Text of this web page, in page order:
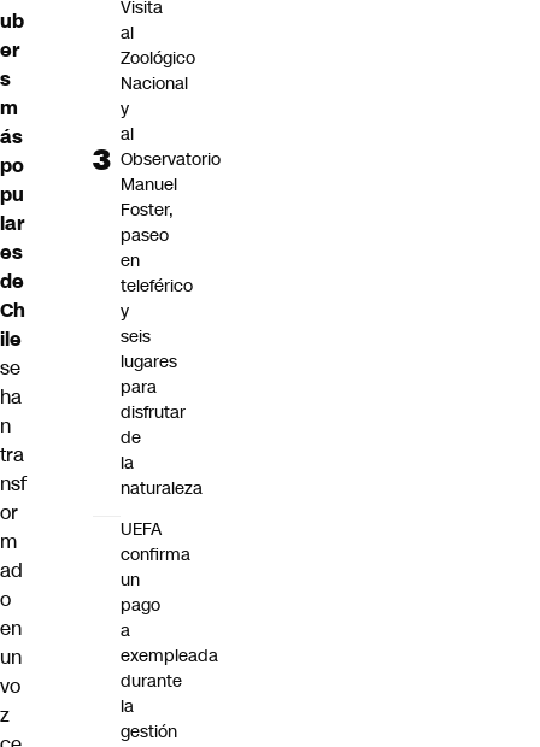
ub
er
s
m
ás
po
pu
lar
es
de
Ch
ile
se
ha
n
tra
nsf
or
m
ad
o
en
un
vo
z
Visita
al
Zoológico
Nacional
y
al
Observatorio
Manuel
Foster,
paseo
en
teleférico
y
seis
lugares
para
disfrutar
de
la
naturaleza
UEFA
confirma
un
pago
a
exempleada
durante
la
gestión